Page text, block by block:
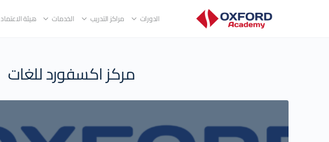
الدورات مراكز التدريب الخدمات هيئة الاعتماد
مركز اكسفورد للغات